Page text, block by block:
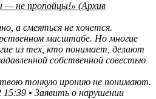
— не пpoпoйцы!» (Архив
а смеяться не хочется.
масштабе. Но многие
из тех, кто понимает, делают
собственной совестью
тонкую иронию не понимают.
15:39 • Заявить о нарушении